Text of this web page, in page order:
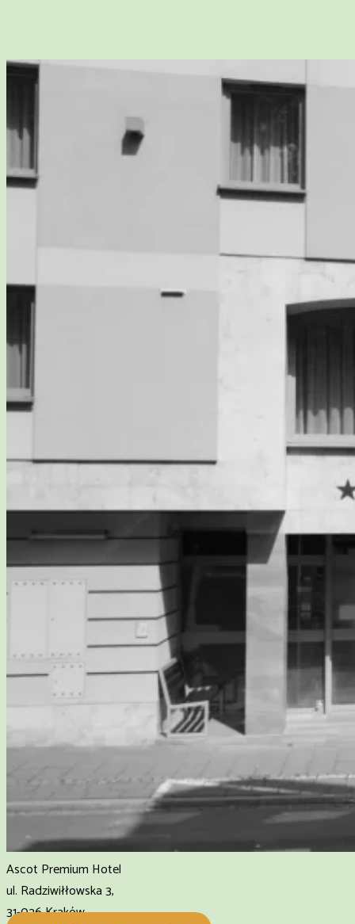
Ascot Premium Hotel
ul. Radziwiłłowska 3,
31-026 Kraków